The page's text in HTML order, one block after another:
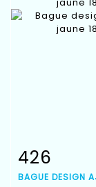
Fiche détaillée
426
BAGUE DESIGN